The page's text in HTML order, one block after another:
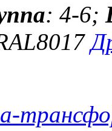
: 4-6;